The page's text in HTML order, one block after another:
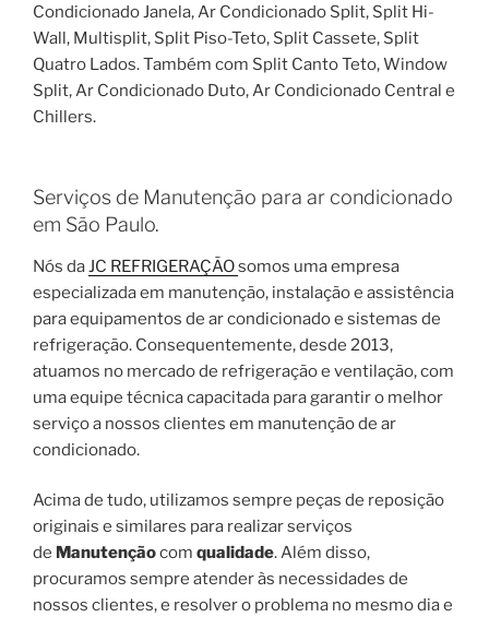
Condicionado Janela, Ar Condicionado Split, Split Hi-
Wall, Multisplit, Split Piso-Teto, Split Cassete, Split
Quatro Lados. Também com Split Canto Teto, Window
Split, Ar Condicionado Duto, Ar Condicionado Central e
Chillers.
Serviços de Manutenção para ar condicionado
em São Paulo.
Nós daJC REFRIGERAÇÃOsomos uma empresa
especializada em manutenção, instalação e assistência
para equipamentos de ar condicionado e sistemas de
refrigeração. Consequentemente, desde 2013,
atuamos no mercado de refrigeração e ventilação, com
uma equipe técnica capacitada para garantir o melhor
serviço a nossos clientes em manutenção de ar
condicionado.
Acima de tudo, utilizamos sempre peças de reposição
originais e similares para realizar serviços
de Manutençãocom qualidade. Além disso,
procuramos sempre atender às necessidades de
nossos clientes, e resolver o problema no mesmo dia e